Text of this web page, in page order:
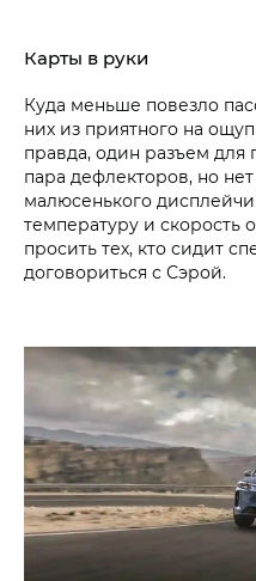
Карты в руки
Куда меньше повезло
них из приятного на
правда, один разъем для
пара дефлекторов, но
малюсенького
температуру и скорость
просить тех, кто сидит
договориться с Сэрой.